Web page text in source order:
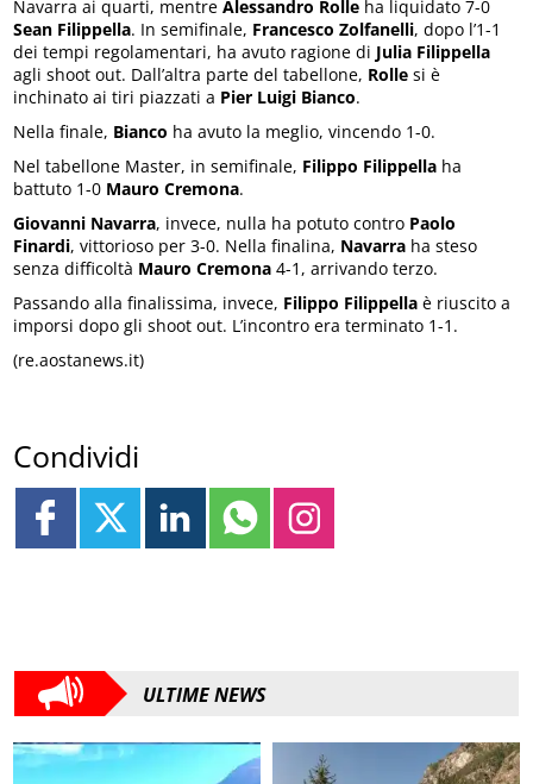
Navarra ai quarti, mentreAlessandro Rolle ha liquidato 7-0
Sean Filippella. In semifinale, Francesco Zolfanelli, dopo l’1-1
dei tempi regolamentari, ha avuto ragione di Julia Filippella
agli shoot out. Dall’altra parte del tabellone, Rolle si è
inchinato ai tiri piazzati a Pier Luigi Bianco.
Nella finale, Bianco ha avuto la meglio, vincendo 1-0.
Nel tabellone Master, in semifinale, Filippo Filippella ha
battuto 1-0 Mauro Cremona.
Giovanni Navarra, invece, nulla ha potuto contro Paolo
Finardi, vittorioso per 3-0. Nella finalina, Navarra ha steso
senza difficoltà Mauro Cremona 4-1, arrivando terzo.
Passando alla finalissima, invece, Filippo Filippella è riuscito a
imporsi dopo gli shoot out. L’incontro era terminato 1-1.
(re.aostanews.it)
Condividi
ULTIME NEWS